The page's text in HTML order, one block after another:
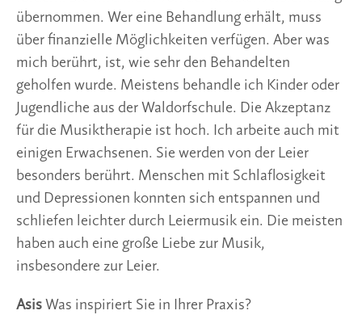
übernommen. Wer eine Behandlung erhält, muss
über finanzielle Möglichkeiten verfügen. Aber was
mich berührt, ist, wie sehr den Behandelten
geholfen wurde. Meistens behandle ich Kinder oder
Jugendliche aus der Waldorfschule. Die Akzeptanz
für die Musiktherapie ist hoch. Ich arbeite auch mit
einigen Erwachsenen. Sie werden von der Leier
besonders berührt. Menschen mit Schlaflosigkeit
und Depressionen konnten sich entspannen und
schliefen leichter durch Leiermusik ein. Die meisten
haben auch eine große Liebe zur Musik,
insbesondere zur Leier.
Asis Was inspiriert Sie in Ihrer Praxis?